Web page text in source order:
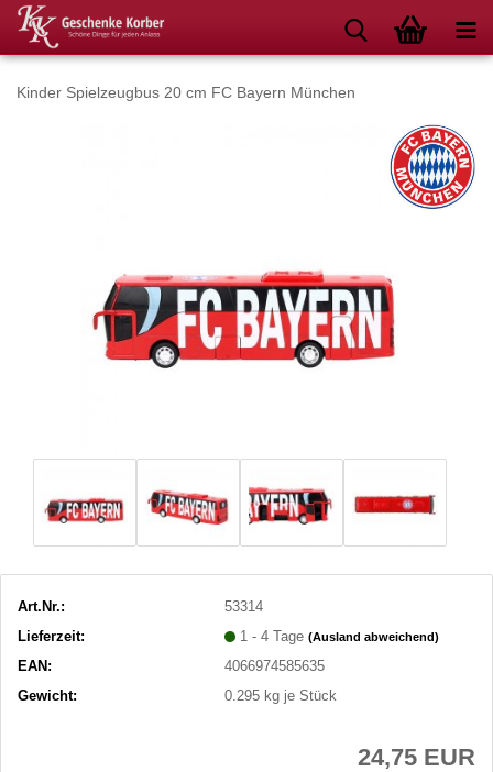
Kinder Spielzeugbus 20 cm FC Bayern München
Art.Nr.:
53314
Lieferzeit:
1 - 4 Tage(Ausland abweichend)
EAN:
4066974585635
Gewicht:
0.295 kg je Stück
24,75 EUR